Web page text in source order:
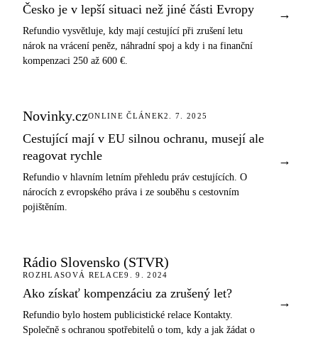
Česko je v lepší situaci než jiné části Evropy
Refundio vysvětluje, kdy mají cestující při zrušení letu
nárok na vrácení peněz, náhradní spoj a kdy i na finanční
kompenzaci 250 až 600 €.
→
Novinky.czONLINE ČLÁNEK2. 7. 2025
Cestující mají v EU silnou ochranu, musejí ale
reagovat rychle
Refundio v hlavním letním přehledu práv cestujících. O
nárocích z evropského práva i ze souběhu s cestovním
pojištěním.
→
Rádio Slovensko (STVR)
ROZHLASOVÁ RELACE9. 9. 2024
Ako získať kompenzáciu za zrušený let?
Refundio bylo hostem publicistické relace Kontakty.
Společně s ochranou spotřebitelů o tom, kdy a jak žádat o
→